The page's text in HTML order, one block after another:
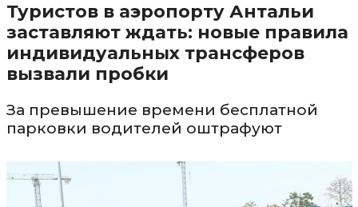
Туристов в аэропорту Антальи
заставляют ждать: новые правила
индивидуальных трансферов
вызвали пробки
За превышение времени бесплатной
парковки водителей оштрафуют